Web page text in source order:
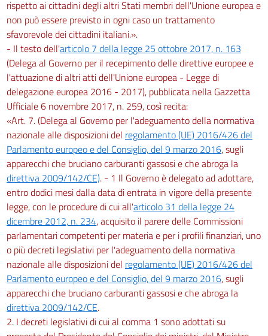
rispetto ai cittadini degli altri Stati membri dell'Unione europea e
non può essere previsto in ogni caso un trattamento
sfavorevole dei cittadini italiani.».
- Il testo dell'articolo 7 della legge 25 ottobre 2017, n. 163
(Delega al Governo per il recepimento delle direttive europee e
l'attuazione di altri atti dell'Unione europea - Legge di
delegazione europea 2016 - 2017), pubblicata nella Gazzetta
Ufficiale 6 novembre 2017, n. 259, così recita:
«Art. 7. (Delega al Governo per l'adeguamento della normativa
nazionale alle disposizioni del regolamento (UE) 2016/426 del
Parlamento europeo e del Consiglio, del 9 marzo 2016, sugli
apparecchi che bruciano carburanti gassosi e che abroga la
direttiva 2009/142/CE). - 1 Il Governo è delegato ad adottare,
entro dodici mesi dalla data di entrata in vigore della presente
legge, con le procedure di cui all'articolo 31 della legge 24
dicembre 2012, n. 234, acquisito il parere delle Commissioni
parlamentari competenti per materia e per i profili finanziari, uno
o più decreti legislativi per l'adeguamento della normativa
nazionale alle disposizioni del regolamento (UE) 2016/426 del
Parlamento europeo e del Consiglio, del 9 marzo 2016, sugli
apparecchi che bruciano carburanti gassosi e che abroga la
direttiva 2009/142/CE.
2. I decreti legislativi di cui al comma 1 sono adottati su